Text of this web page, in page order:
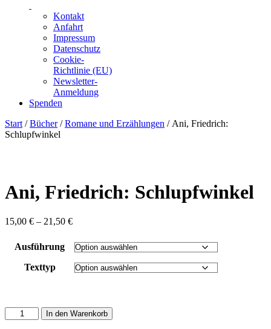
Kontakt
Anfahrt
Impressum
Datenschutz
Cookie-
Richtlinie (EU)
Newsletter-
Anmeldung
Spenden
Skip
to
Start /Bücher/Romane und Erzählungen / Ani, Friedrich:
Schlupfwinkel
Ani, Friedrich: Schlupfwinkel
15,00 € – 21,50 €Preisspanne:
bis
21,50 €
Ausführung
Texttyp
Ani,
Friedrich:
In den Warenkorb